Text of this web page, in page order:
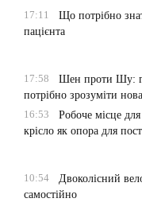
17:11
Що потрібно
пацієнта
17:58
Шен проти Шу:
потрібно зрозуміти
16:53
Робоче місце
крісло як опора для
10:54
Двоколісний
самостійно